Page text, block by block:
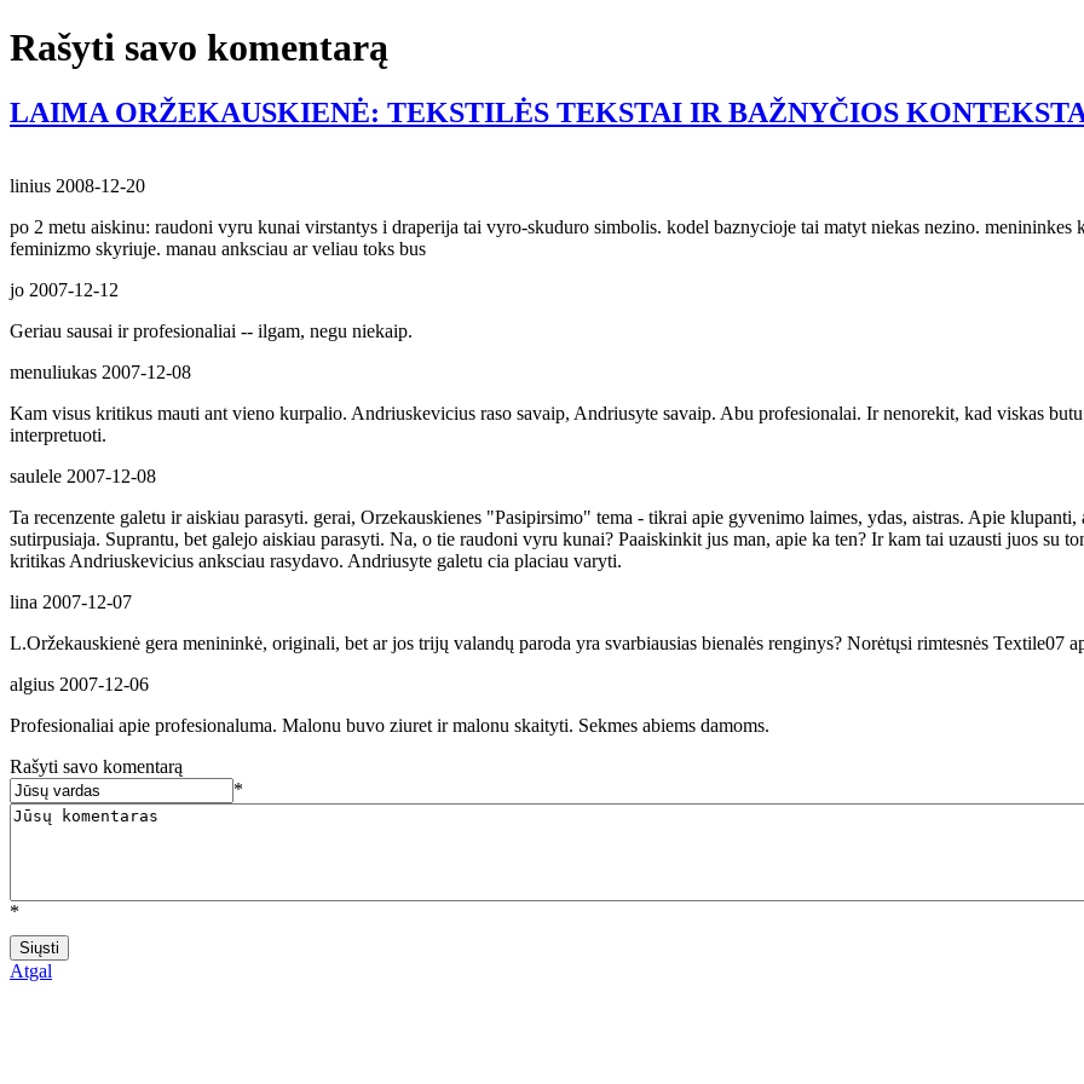
Rašyti savo komentarą
LAIMA ORŽEKAUSKIENĖ: TEKSTILĖS TEKSTAI IR BAŽNYČIOS
linius 2008-12-20
po 2 metu aiskinu: raudoni vyru kunai virstantys i draperija tai vyro-skuduro simbolis. kodel baznycioje tai matyt niekas nezino.
feminizmo skyriuje. manau anksciau ar veliau toks bus
jo 2007-12-12
Geriau sausai ir profesionaliai -- ilgam, negu niekaip.
menuliukas 2007-12-08
Kam visus kritikus mauti ant vieno kurpalio. Andriuskevicius raso savaip, Andriusyte savaip. Abu profesionalai. Ir nenorekit, kad viskas
interpretuoti.
saulele 2007-12-08
Ta recenzente galetu ir aiskiau parasyti. gerai, Orzekauskienes "Pasipirsimo" tema - tikrai apie gyvenimo laimes, ydas, aistras. Apie
sutirpusiaja. Suprantu, bet galejo aiskiau parasyti. Na, o tie raudoni vyru kunai? Paaiskinkit jus man, apie ka ten? Ir kam tai uzausti juos su
kritikas Andriuskevicius anksciau rasydavo. Andriusyte galetu cia placiau varyti.
lina 2007-12-07
L.Oržekauskienė gera menininkė, originali, bet ar jos trijų valandų paroda yra svarbiausias bienalės renginys? Norėtųsi rimtesnės Textile07
algius 2007-12-06
Profesionaliai apie profesionaluma. Malonu buvo ziuret ir malonu skaityti. Sekmes abiems damoms.
Rašyti savo komentarą
*
*
Atgal